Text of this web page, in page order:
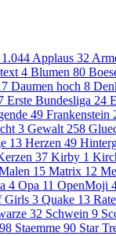
1.044 Applaus 32
4 Blumen 80
Daumen hoch 8
Erste Bundesliga 24
49 Frankenstein
3 Gewalt 258
13 Herzen 49
37 Kirby 1
15 Matrix 12
4 Opa 11 OpenMoji
Girls 3 Quake 13 Rate
32 Schwein 9
Staemme 90 Star